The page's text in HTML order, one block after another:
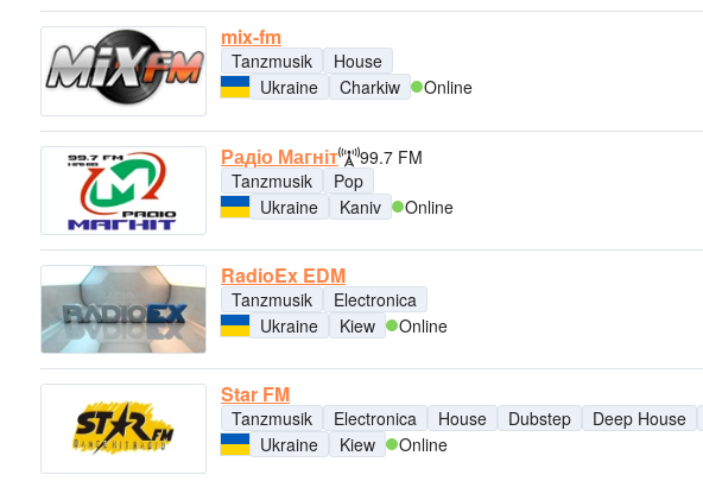
mix-fm
Tanzmusik
House
Ukraine
Charkiw Online
Радіо Магніт
99.7 FM
Tanzmusik
Pop
Ukraine
Kaniv Online
RadioEx EDM
Tanzmusik
Electronica
Ukraine
Kiew Online
Star FM
Tanzmusik Electronica House Dubstep Deep House
Ukraine
Kiew Online